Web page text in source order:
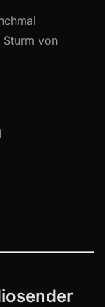
von